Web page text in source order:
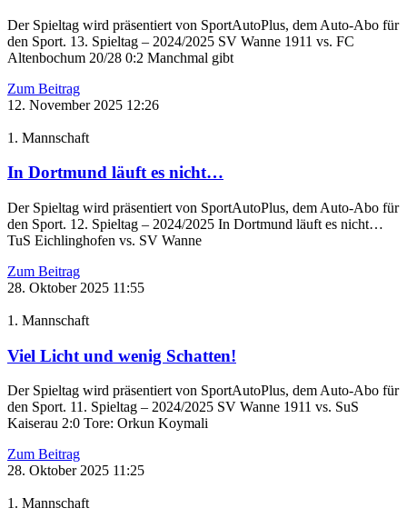
Der Spieltag wird präsentiert von SportAutoPlus, dem Auto-Abo für
den Sport. 13. Spieltag – 2024/2025 SV Wanne 1911 vs. FC
Altenbochum 20/28 0:2 Manchmal gibt
Zum Beitrag
12. November 2025 12:26
1. Mannschaft
In Dortmund läuft es nicht…
Der Spieltag wird präsentiert von SportAutoPlus, dem Auto-Abo für
den Sport. 12. Spieltag – 2024/2025 In Dortmund läuft es nicht…
TuS Eichlinghofen vs. SV Wanne
Zum Beitrag
28. Oktober 2025 11:55
1. Mannschaft
Viel Licht und wenig Schatten!
Der Spieltag wird präsentiert von SportAutoPlus, dem Auto-Abo für
den Sport. 11. Spieltag – 2024/2025 SV Wanne 1911 vs. SuS
Kaiserau 2:0 Tore: Orkun Koymali
Zum Beitrag
28. Oktober 2025 11:25
1. Mannschaft